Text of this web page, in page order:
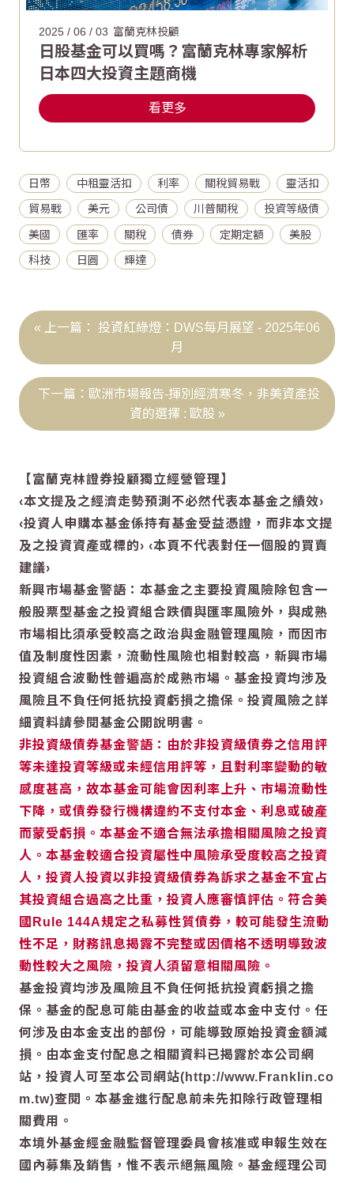
2025 / 06 / 03 富蘭克林投顧
日股基金可以買嗎？富蘭克林專家解析
日本四大投資主題商機
看更多
日幣 中租靈活扣 利率 關稅貿易戰 靈活扣
貿易戰 美元 公司債 川普關稅 投資等級債
美國 匯率 關稅 債券 定期定額 美股
科技 日圓 輝達
投資紅綠燈：DWS每月展望 - 2025年06
月
歐洲市場報告-揮別經濟寒冬，非美資產投
資的選擇 : 歐股
【富蘭克林證券投顧獨立經營管理】
‹本文提及之經濟走勢預測不必然代表本基金之績效›
‹投資人申購本基金係持有基金受益憑證，而非本文提
及之投資資產或標的› ‹本頁不代表對任一個股的買賣
建議›
新興市場基金警語：本基金之主要投資風險除包含一
般股票型基金之投資組合跌價與匯率風險外，與成熟
市場相比須承受較高之政治與金融管理風險，而因市
值及制度性因素，流動性風險也相對較高，新興市場
投資組合波動性普遍高於成熟市場。基金投資均涉及
風險且不負任何抵抗投資虧損之擔保。投資風險之詳
細資料請參閱基金公開說明書。
非投資級債券基金警語：由於非投資級債券之信用評
等未達投資等級或未經信用評等，且對利率變動的敏
感度甚高，故本基金可能會因利率上升、市場流動性
下降，或債券發行機構違約不支付本金、利息或破產
而蒙受虧損。本基金不適合無法承擔相關風險之投資
人。本基金較適合投資屬性中風險承受度較高之投資
人，投資人投資以非投資級債券為訴求之基金不宜占
其投資組合過高之比重，投資人應審慎評估。符合美
國Rule 144A規定之私募性質債券，較可能發生流動
性不足，財務訊息揭露不完整或因價格不透明導致波
動性較大之風險，投資人須留意相關風險。
基金投資均涉及風險且不負任何抵抗投資虧損之擔
保。基金的配息可能由基金的收益或本金中支付。任
何涉及由本金支出的部份，可能導致原始投資金額減
損。由本金支付配息之相關資料已揭露於本公司網
站，投資人可至本公司網站(http://www.Franklin.co
m.tw)查閱。本基金進行配息前未先扣除行政管理相
關費用。
本境外基金經金融監督管理委員會核准或申報生效在
國內募集及銷售，惟不表示絕無風險。基金經理公司